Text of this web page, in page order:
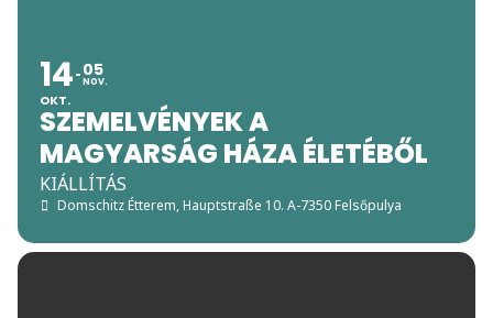
14
OKT.
05
NOV.
SZEMELVÉNYEK A
MAGYARSÁG HÁZA ÉLETÉBŐL
KIÁLLÍTÁS
Domschitz Étterem, Hauptstraße 10. A-7350 Felsőpulya